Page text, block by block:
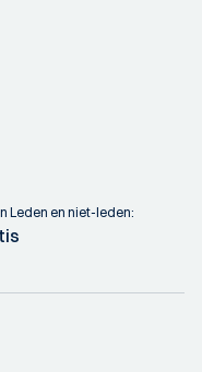
Leden en niet-leden: